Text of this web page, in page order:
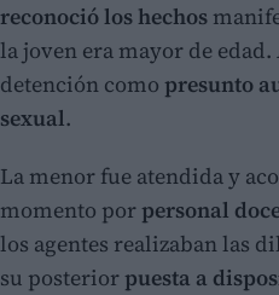
reconoció los hechos
la joven era mayor de
detención como presunto
sexual.
La menor fue atendida y
momento porpersonal
los agentes realizaban las
su posteriorpuesta a